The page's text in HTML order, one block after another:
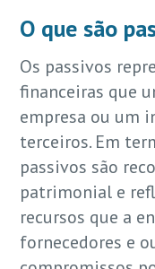
O que são
Os passivos
financeiras que
empresa ou um
terceiros. Em
passivos são
patrimonial e
recursos que a
fornecedores e